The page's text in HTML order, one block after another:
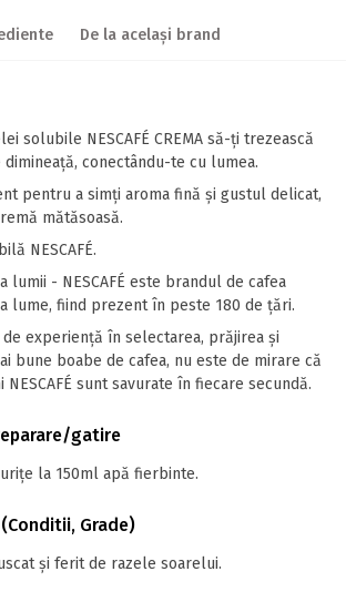
De la același brand
solubile NESCAFÉ CREMA să-ți trezească
conectându-te cu lumea.
pentru a simți aroma fină și gustul delicat,
mătăsoasă.
NESCAFÉ.
lumii - NESCAFÉ este brandul de cafea
lume, fiind prezent în peste 180 de țări.
de experiență în selectarea, prăjirea și
bune boabe de cafea, nu este de mirare că
NESCAFÉ sunt savurate în fiecare secundă.
gatire
la 150ml apă fierbinte.
Grade)
și ferit de razele soarelui.